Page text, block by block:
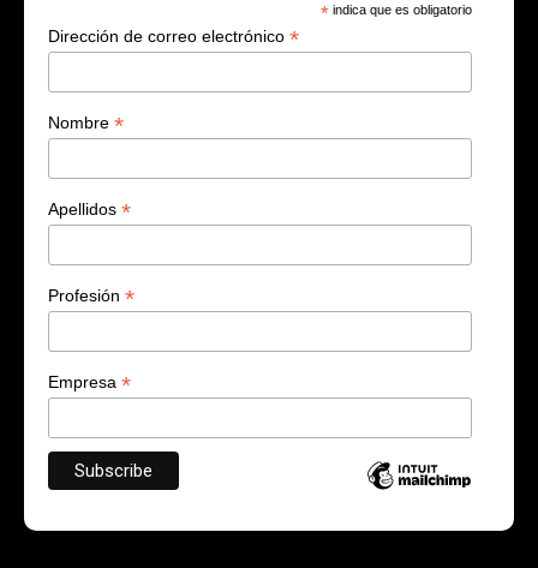
* indica que es obligatorio
Dirección de correo electrónico *
Nombre *
Apellidos *
Profesión *
Empresa *